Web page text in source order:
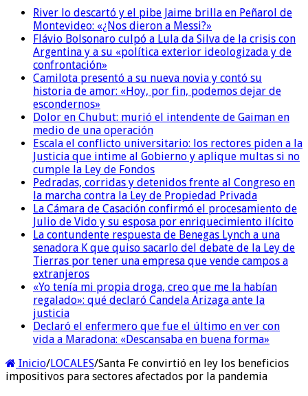
River lo descartó y el pibe Jaime brilla en Peñarol de
Montevideo: «¿Nos dieron a Messi?»
Flávio Bolsonaro culpó a Lula da Silva de la crisis con
Argentina y a su «política exterior ideologizada y de
confrontación»
Camilota presentó a su nueva novia y contó su
historia de amor: «Hoy, por fin, podemos dejar de
escondernos»
Dolor en Chubut: murió el intendente de Gaiman en
medio de una operación
Escala el conflicto universitario: los rectores piden a la
Justicia que intime al Gobierno y aplique multas si no
cumple la Ley de Fondos
Pedradas, corridas y detenidos frente al Congreso en
la marcha contra la Ley de Propiedad Privada
La Cámara de Casación confirmó el procesamiento de
Julio de Vido y su esposa por enriquecimiento ilícito
La contundente respuesta de Benegas Lynch a una
senadora K que quiso sacarlo del debate de la Ley de
Tierras por tener una empresa que vende campos a
extranjeros
«Yo tenía mi propia droga, creo que me la habían
regalado»: qué declaró Candela Arizaga ante la
justicia
Declaró el enfermero que fue el último en ver con
vida a Maradona: «Descansaba en buena forma»
Inicio/LOCALES/Santa Fe convirtió en ley los beneficios
impositivos para sectores afectados por la pandemia